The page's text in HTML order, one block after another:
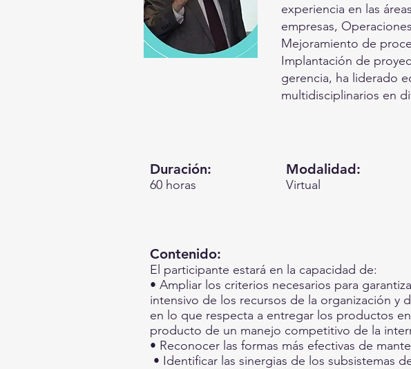
experiencia en las
empresas,
Mejoramiento de
Implantación de
gerencia, ha liderado
multidisciplinarios en
Duración:
60 horas
Modalidad:
Virtual
Contenido:
El participante estará en la capacidad de:
• Ampliar los criterios necesarios para
intensivo de los recursos de la organización y
en lo que respecta a entregar los productos
producto de un manejo competitivo de la
• Reconocer las formas más efectivas de
• Identificar las sinergias de los subsistemas